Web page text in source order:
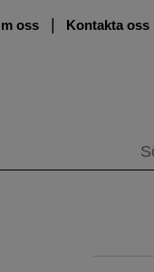
oss Kontakta oss